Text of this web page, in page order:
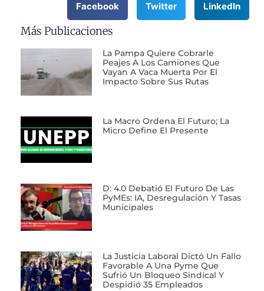
Facebook Twitter LinkedIn
Más Publicaciones
La Pampa Quiere Cobrarle
Peajes A Los Camiones Que
Vayan A Vaca Muerta Por El
Impacto Sobre Sus Rutas
La Macro Ordena El Futuro; La
Micro Define El Presente
D: 4.0 Debatió El Futuro De Las
PyMEs: IA, Desregulación Y Tasas
Municipales
La Justicia Laboral Dictó Un Fallo
Favorable A Una Pyme Que
Sufrió Un Bloqueo Sindical Y
Despidió 35 Empleados